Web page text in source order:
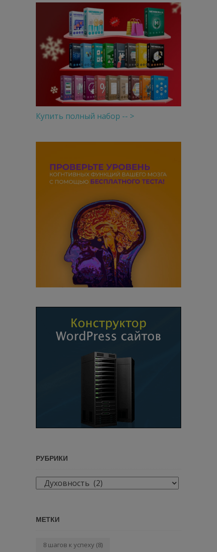
Купить полный набор -- >
РУБРИКИ
Рубрики
МЕТКИ
8 шагов к успеху (8)